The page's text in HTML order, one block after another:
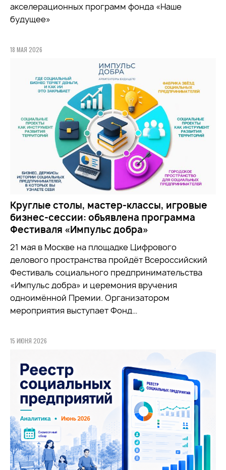
акселерационных программ фонда «Наше
будущее»
18 МАЯ 2026
Круглые столы, мастер-классы, игровые
бизнес-сессии: объявлена программа
Фестиваля «Импульс добра»
21 мая в Москве на площадке Цифрового
делового пространства пройдёт Всероссийский
Фестиваль социального предпринимательства
«Импульс добра» и церемония вручения
одноимённой Премии. Организатором
мероприятия выступает Фонд…
15 ИЮНЯ 2026